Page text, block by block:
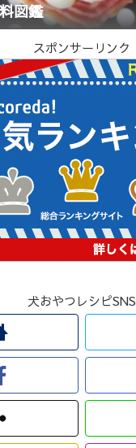
図鑑
スポンサーリンク
犬おやつレシピSNS